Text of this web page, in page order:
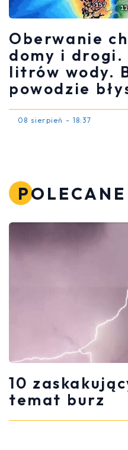
Oberwanie
domy i drogi.
litrów wody.
powodzie
08 sierpień - 18:37
POLECANE
10
temat burz